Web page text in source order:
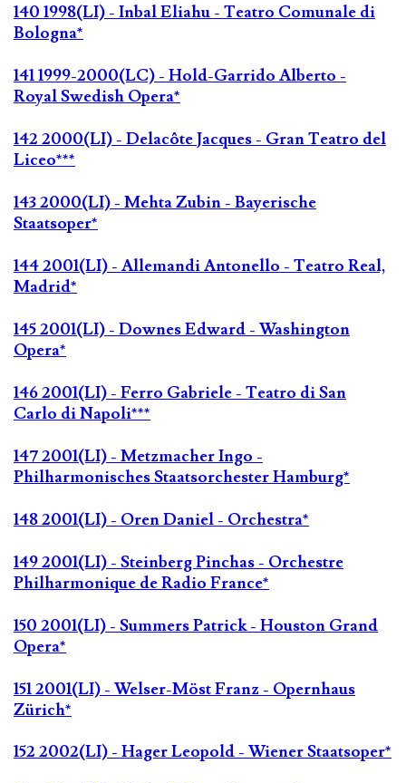
140 1998(LI) - Inbal Eliahu - Teatro Comunale di
Bologna*
141 1999-2000(LC) - Hold-Garrido Alberto -
Royal Swedish Opera*
142 2000(LI) - Delacôte Jacques - Gran Teatro del
Liceo***
143 2000(LI) - Mehta Zubin - Bayerische
Staatsoper*
144 2001(LI) - Allemandi Antonello - Teatro Real,
Madrid*
145 2001(LI) - Downes Edward - Washington
Opera*
146 2001(LI) - Ferro Gabriele - Teatro di San
Carlo di Napoli***
147 2001(LI) - Metzmacher Ingo -
Philharmonisches Staatsorchester Hamburg*
148 2001(LI) - Oren Daniel - Orchestra*
149 2001(LI) - Steinberg Pinchas - Orchestre
Philharmonique de Radio France*
150 2001(LI) - Summers Patrick - Houston Grand
Opera*
151 2001(LI) - Welser-Möst Franz - Opernhaus
Zürich*
152 2002(LI) - Hager Leopold - Wiener Staatsoper*